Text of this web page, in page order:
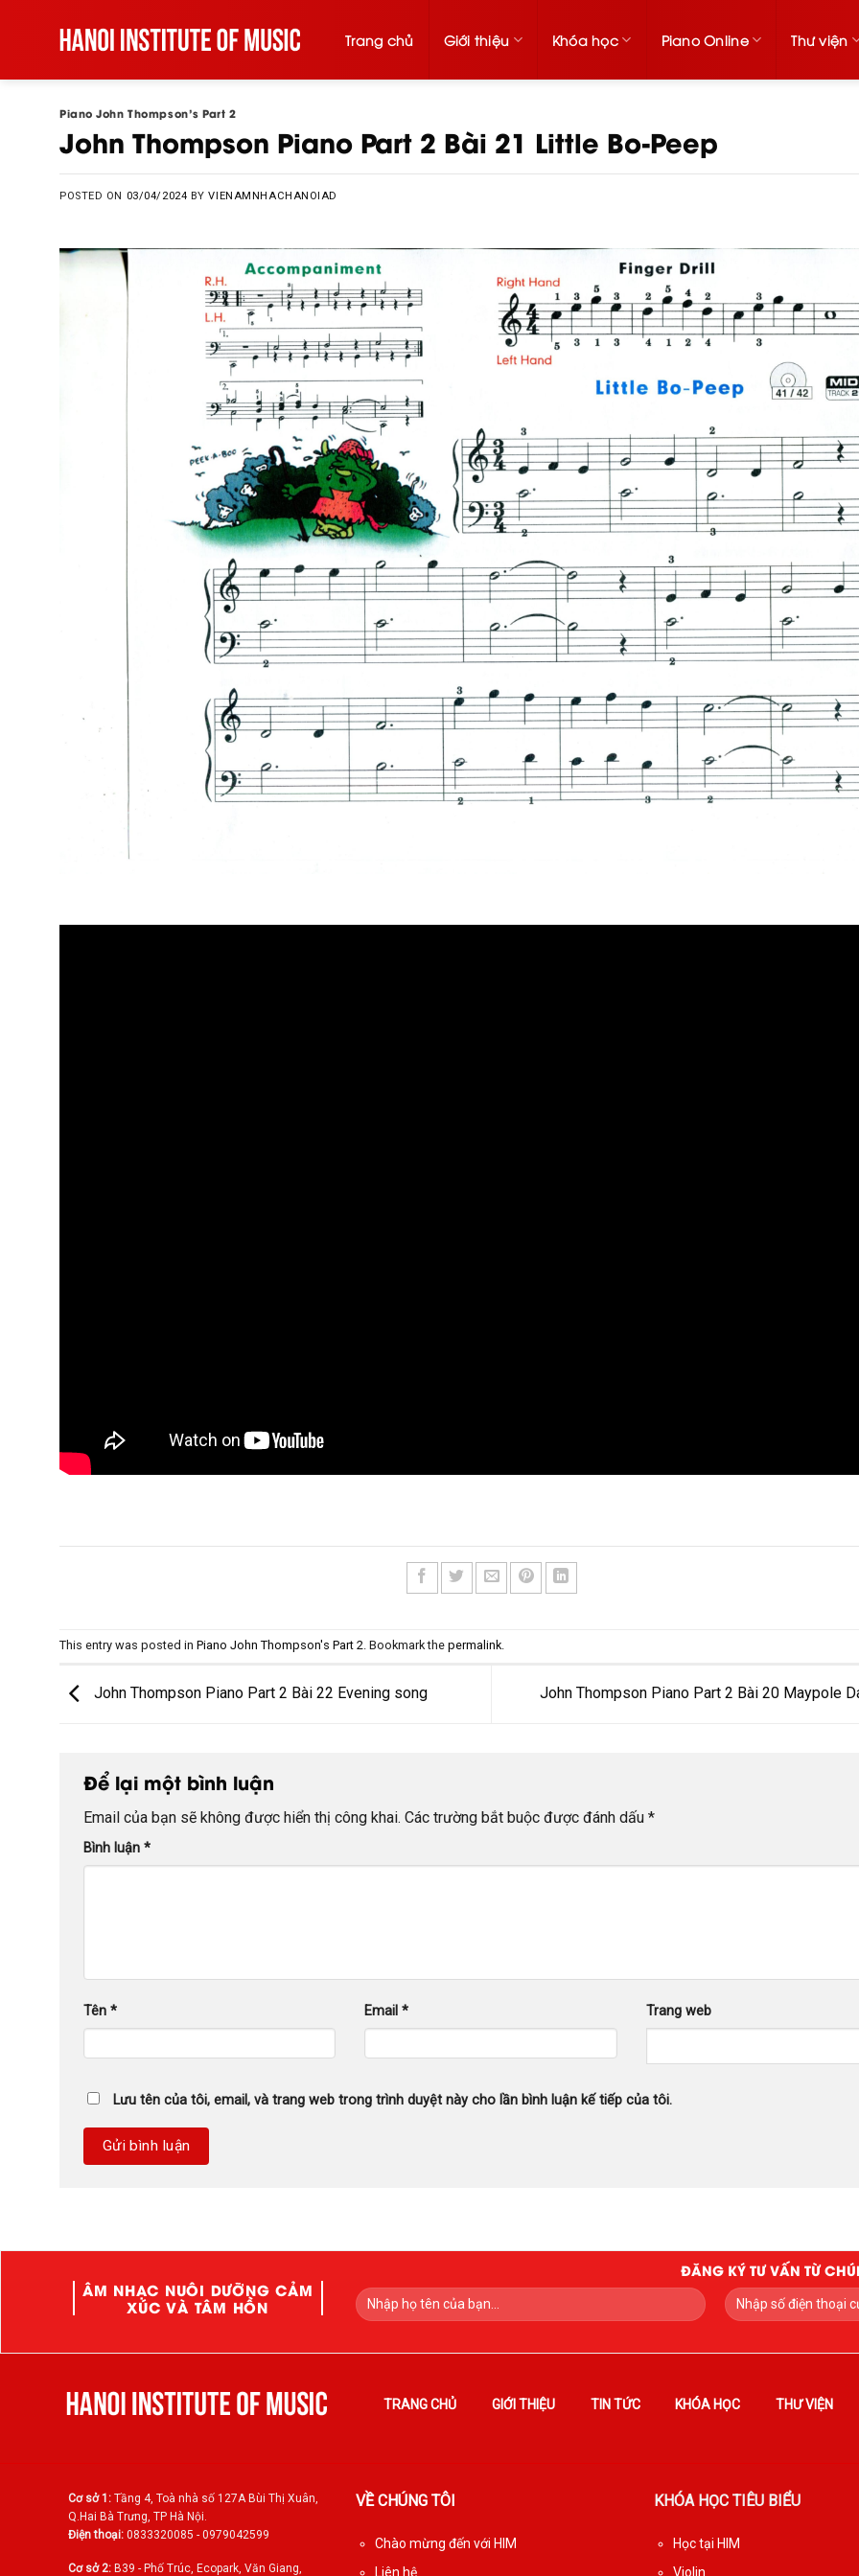
Trang chủ Giới thiệu Khóa học Piano Online Thư viện
Piano John Thompson's Part 2
John Thompson Piano Part 2 Bài 21 Little Bo-Peep
POSTED ON 03/04/2024 BYVIENAMNHACHANOIAD
This entry was posted in Piano John Thompson's Part 2. Bookmark the permalink.
John Thompson Piano Part 2 Bài 22 Evening song John Thompson Piano Part 2 Bài 20 Maypole
Để lại một bình luận
Email của bạn sẽ không được hiển thị công khai. Các trường bắt buộc được đánh dấu *
Bình luận *
Tên * Email* Trang web
Lưu tên của tôi, email, và trang web trong trình duyệt này cho lần bình luận kế tiếp của tôi.
ÂM NHẠC NUÔI DƯỠNG CẢM
XÚC VÀ TÂM HỒN
ĐĂNG KÝ TƯ VẤN TỪ
TRANG CHỦ GIỚI THIỆU TIN TỨC KHÓA HỌC THƯ VIỆN
Cơ sở 1: Tầng 4, Toà nhà số 127A Bùi Thị Xuân,
Q.Hai Bà Trưng, TP Hà Nội.
Điện thoại:0833320085 - 0979042599
Cơ sở 2:B39 - Phố Trúc, Ecopark, Văn Giang,
VỀ CHÚNG TÔI
Chào mừng đến với HIM
Liên hệ
KHÓA HỌC TIÊU BIỂU
Học tại HIM
Violin